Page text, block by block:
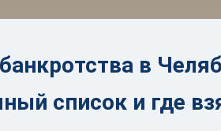
в
список и где